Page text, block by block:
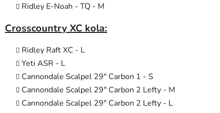
Ridley E-Noah - TQ - M
Crosscountry XC kola:
Ridley Raft XC - L
Yeti ASR - L
Cannondale Scalpel 29" Carbon 1 - S
Cannondale Scalpel 29" Carbon 2 Lefty - M
Cannondale Scalpel 29" Carbon 2 Lefty - L